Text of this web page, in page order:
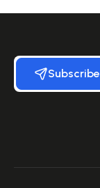
Subscribe